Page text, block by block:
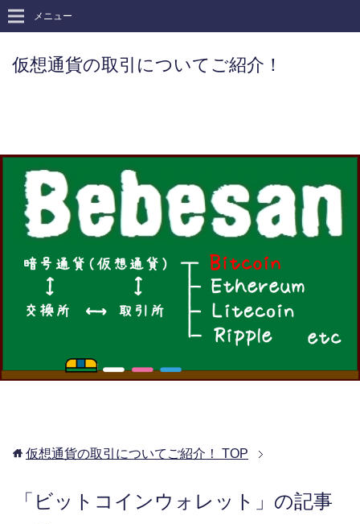
仮想通貨の取引についてご紹介！
メニュー
仮想通貨の取引についてご紹介！ TOP
「ビットコインウォレット」の記事